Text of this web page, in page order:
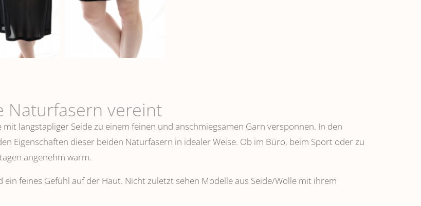
Naturfasern vereint
langstapliger Seide zu einem feinen und anschmiegsamen Garn versponnen. In den
Eigenschaften dieser beiden Naturfasern in idealer Weise. Ob im Büro, beim Sport oder zu
angenehm warm.
feines Gefühl auf der Haut. Nicht zuletzt sehen Modelle aus Seide/Wolle mit ihrem